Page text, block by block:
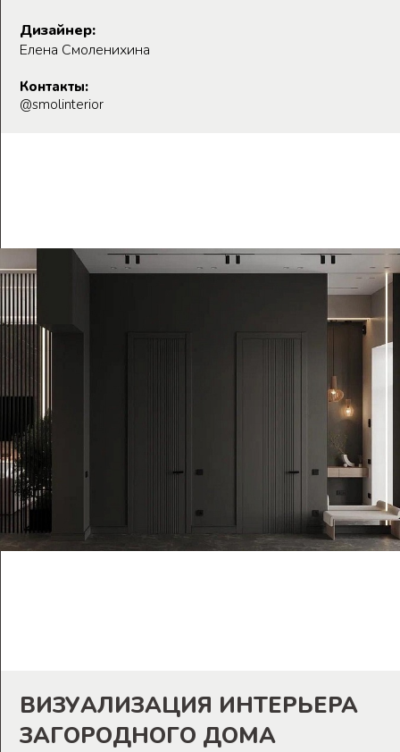
Дизайнер:
Елена Смоленихина
Контакты:
@smolinterior
ВИЗУАЛИЗАЦИЯ ИНТЕРЬЕРА
ЗАГОРОДНОГО ДОМА